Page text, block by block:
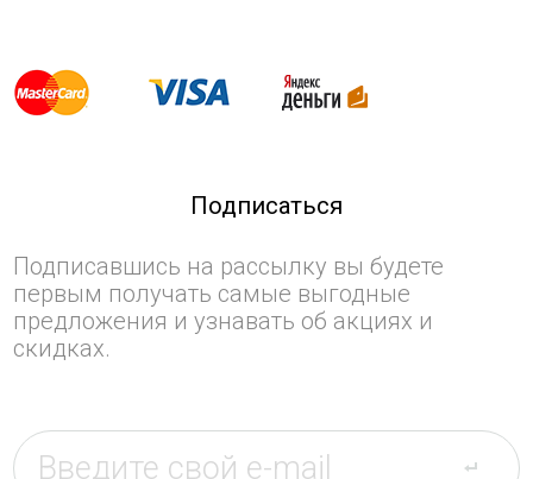
Подписаться
Подписавшись на рассылку вы будете
первым получать самые выгодные
предложения и узнавать об акциях и
скидках.